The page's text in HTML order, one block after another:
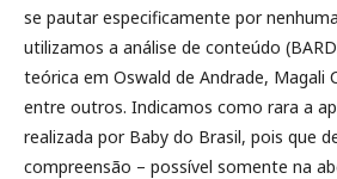
se pautar especificamente por
utilizamos a análise de conteúdo
teórica em Oswald de Andrade, Magali
entre outros. Indicamos como rara a
realizada por Baby do Brasil, pois que
compreensão – possível somente na